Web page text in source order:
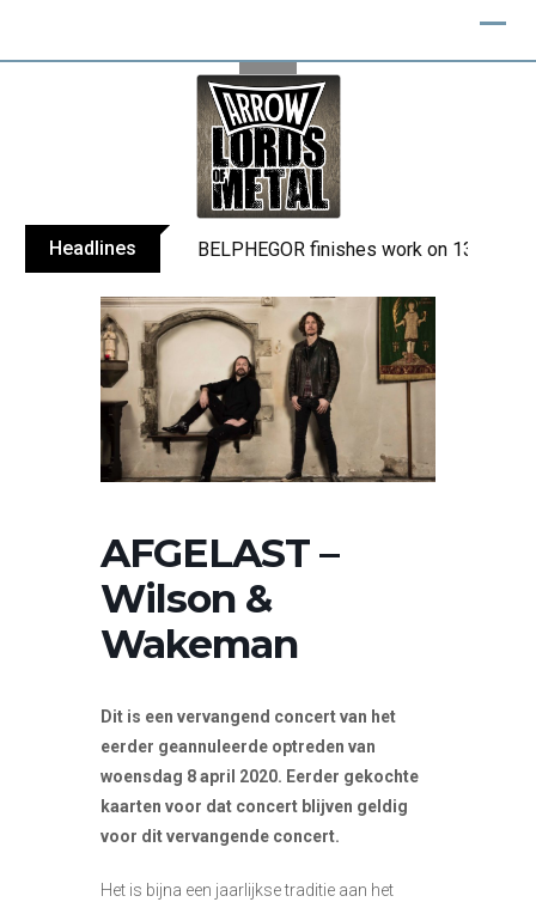
Headlines BELPHEGOR finishes work on 13th
AFGELAST –
Wilson &
Wakeman
Dit is een vervangend concert van het
eerder geannuleerde optreden van
woensdag 8 april 2020. Eerder gekochte
kaarten voor dat concert blijven geldig
voor dit vervangende concert.
Het is bijna een jaarlijkse traditie aan het